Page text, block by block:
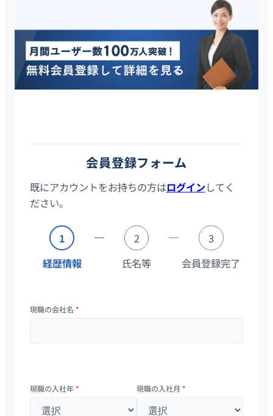
会員登録フォーム
既にアカウントをお持ちの方はログインしてく
ださい。
1
経歴情報
2
氏名等
3
会員登録完了
現職の会社名 *
現職の入社年 * 現職の入社月 *